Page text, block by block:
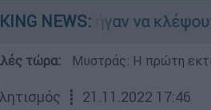
NEWS:
Πήγαν να κλέψουν
τώρα: Μυστράς: Η πρώτη
┋ 21.11.2022 17:46